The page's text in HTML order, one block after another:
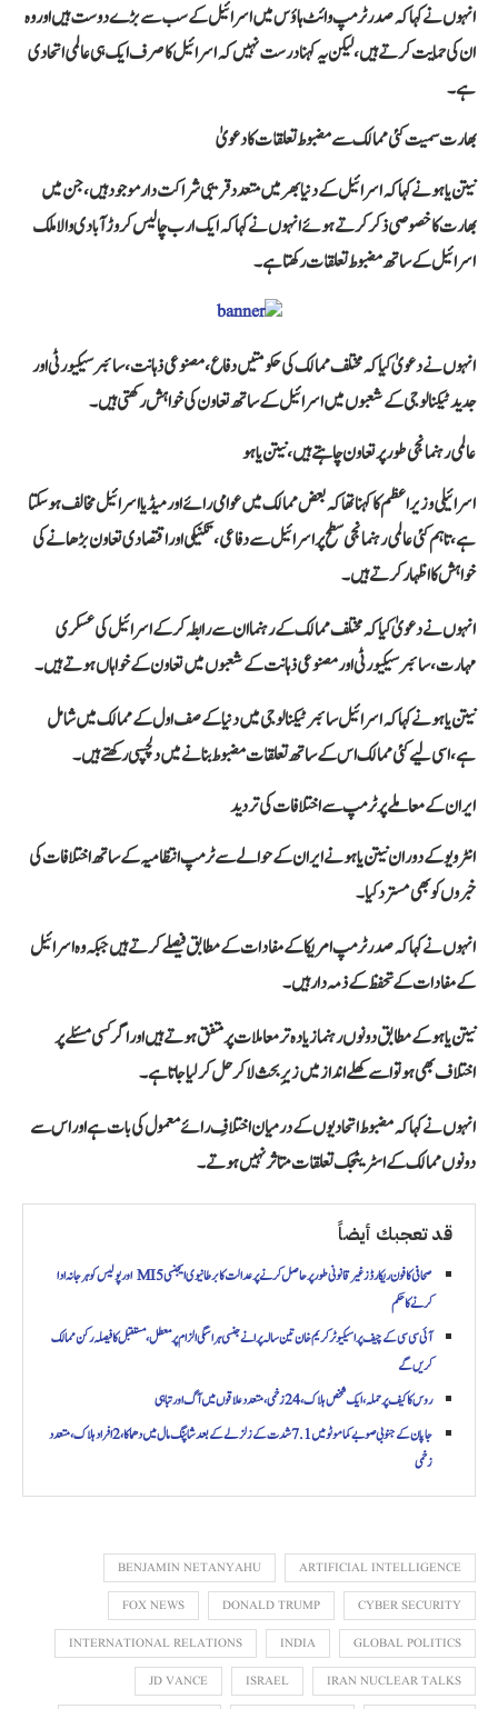
انہوں نے کہا کہ صدر ٹرمپ وائٹ ہاؤس میں اسرائیل کے سب سے بڑے دوست ہیں اور وہ
ان کی حمایت کرتے ہیں، لیکن یہ کہنا درست نہیں کہ اسرائیل کا صرف ایک ہی عالمی اتحادی
ہے۔
بھارت سمیت کئی ممالک سے مضبوط تعلقات کا دعویٰ
نیتن یاہو نے کہا کہ اسرائیل کے دنیا بھر میں متعدد قریبی شراکت دار موجود ہیں، جن میں
بھارت کا خصوصی ذکر کرتے ہوئے انہوں نے کہا کہ ایک ارب چالیس کروڑ آبادی والا ملک
اسرائیل کے ساتھ مضبوط تعلقات رکھتا ہے۔
انہوں نے دعویٰ کیا کہ مختلف ممالک کی حکومتیں دفاع، مصنوعی ذہانت، سائبر سیکیورٹی اور
جدید ٹیکنالوجی کے شعبوں میں اسرائیل کے ساتھ تعاون کی خواہش رکھتی ہیں۔
عالمی رہنما نجی طور پر تعاون چاہتے ہیں، نیتن یاہو
اسرائیلی وزیراعظم کا کہنا تھا کہ بعض ممالک میں عوامی رائے اور میڈیا اسرائیل مخالف ہو سکتا
ہے، تاہم کئی عالمی رہنما نجی سطح پر اسرائیل سے دفاعی، تکنیکی اور اقتصادی تعاون بڑھانے کی
خواہش کا اظہار کرتے ہیں۔
انہوں نے دعویٰ کیا کہ مختلف ممالک کے رہنما ان سے رابطہ کرکے اسرائیل کی عسکری
مہارت، سائبر سیکیورٹی اور مصنوعی ذہانت کے شعبوں میں تعاون کے خواہاں ہوتے ہیں۔
نیتن یاہو نے کہا کہ اسرائیل سائبر ٹیکنالوجی میں دنیا کے صف اول کے ممالک میں شامل
ہے، اسی لیے کئی ممالک اس کے ساتھ تعلقات مضبوط بنانے میں دلچسپی رکھتے ہیں۔
ایران کے معاملے پر ٹرمپ سے اختلافات کی تردید
انٹرویو کے دوران نیتن یاہو نے ایران کے حوالے سے ٹرمپ انتظامیہ کے ساتھ اختلافات کی
خبروں کو بھی مسترد کیا۔
انہوں نے کہا کہ صدر ٹرمپ امریکا کے مفادات کے مطابق فیصلے کرتے ہیں جبکہ وہ اسرائیل
کے مفادات کے تحفظ کے ذمہ دار ہیں۔
نیتن یاہو کے مطابق دونوں رہنما زیادہ تر معاملات پر متفق ہوتے ہیں اور اگر کسی مسئلے پر
اختلاف بھی ہو تو اسے کھلے انداز میں زیرِ بحث لا کر حل کر لیا جاتا ہے۔
انہوں نے کہا کہ مضبوط اتحادیوں کے درمیان اختلافِ رائے معمول کی بات ہے اور اس سے
دونوں ممالک کے اسٹریٹجک تعلقات متاثر نہیں ہوتے۔
قد تعجبك أيضاً
صحافی کا فون ریکارڈز غیرقانونی طور پر حاصل کرنے پر عدالت کا برطانیوی ایجنسی MI5 اور پولیس کو ہرجانہ ادا
کرنے کا حکم
آئی سی سی کے چیف پراسیکیوٹر کریم خان تین سالہ پرانے جنسی ہراسگی الزام پر معطل، مستقبل کا فیصلہ رکن ممالک
کریں گے
روس کا کیف پر حملہ، ایک شخص ہلاک، 24 زخمی، متعدد علاقوں میں آگ اور تباہی
جاپان کے جنوبی صوبے کماموٹو میں 7.1 شدت کے زلزلے کے بعد شاپنگ مال میں دھماکا، 2 افراد ہلاک، متعدد
زخمی
ARTIFICIAL INTELLIGENCE
BENJAMIN NETANYAHU
CYBER SECURITY
DONALD TRUMP
FOX NEWS
GLOBAL POLITICS
INDIA
INTERNATIONAL RELATIONS
IRAN NUCLEAR TALKS
ISRAEL
JD VANCE